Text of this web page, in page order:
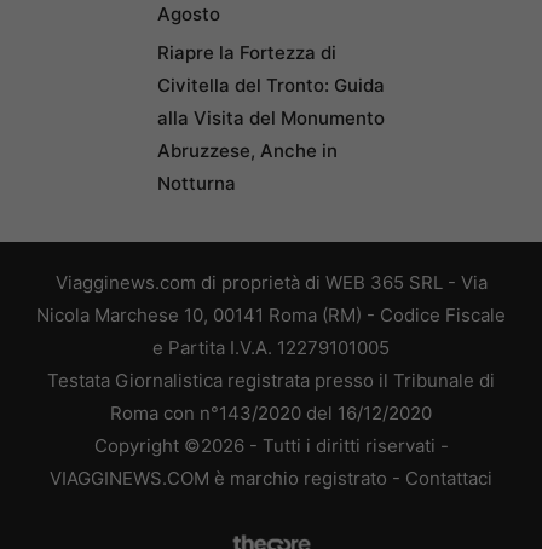
Agosto
Riapre la Fortezza di
Civitella del Tronto: Guida
alla Visita del Monumento
Abruzzese, Anche in
Notturna
Viagginews.com di proprietà di WEB 365 SRL - Via
Nicola Marchese 10, 00141 Roma (RM) - Codice Fiscale
e Partita I.V.A. 12279101005
Testata Giornalistica registrata presso il Tribunale di
Roma con n°143/2020 del 16/12/2020
Copyright ©2026 - Tutti i diritti riservati -
VIAGGINEWS.COM è marchio registrato - Contattaci